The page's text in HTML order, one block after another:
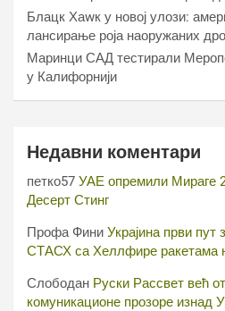
Блацк Хаwк у новој улози:
лансирање роја наоружаних
Маринци САД тестирали
у Калифорнији
Недавни коментари
петко57 УАЕ опремили Мираге
Десерт Стинг
Профа Фини Украјина први пут
СТАСХ са Хеллфире ракетама
Слободан Руски Рассвет већ
комуникационе прозоре изнад